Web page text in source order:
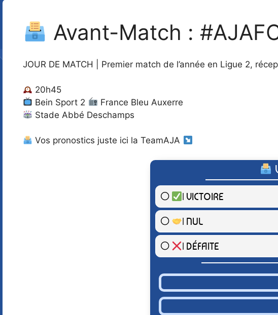
Avant-Match :
JOUR DE MATCH | Premier match de l’année en Ligue 2,
20h45
Bein Sport 2
France Bleu Auxerre
Stade Abbé Deschamps
Vos pronostics juste ici la TeamAJA
| VICTOIRE
| NUL
| DÉFAITE